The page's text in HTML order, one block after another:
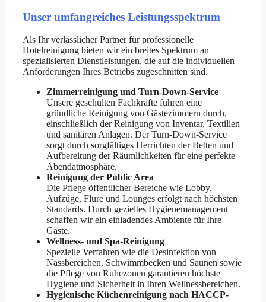
Unser umfangreiches Leistungsspektrum
Als Ihr verlässlicher Partner für professionelle
Hotelreinigung bieten wir ein breites Spektrum an
spezialisierten Dienstleistungen, die auf die individuellen
Anforderungen Ihres Betriebs zugeschnitten sind.
Zimmerreinigung und Turn-Down-Service
Unsere geschulten Fachkräfte führen eine
gründliche Reinigung von Gästezimmern durch,
einschließlich der Reinigung von Inventar, Textilien
und sanitären Anlagen. Der Turn-Down-Service
sorgt durch sorgfältiges Herrichten der Betten und
Aufbereitung der Räumlichkeiten für eine perfekte
Abendatmosphäre.
Reinigung der Public Area
Die Pflege öffentlicher Bereiche wie Lobby,
Aufzüge, Flure und Lounges erfolgt nach höchsten
Standards. Durch gezieltes Hygienemanagement
schaffen wir ein einladendes Ambiente für Ihre
Gäste.
Wellness- und Spa-Reinigung
Spezielle Verfahren wie die Desinfektion von
Nassbereichen, Schwimmbecken und Saunen sowie
die Pflege von Ruhezonen garantieren höchste
Hygiene und Sicherheit in Ihren Wellnessbereichen.
Hygienische Küchenreinigung nach HACCP-